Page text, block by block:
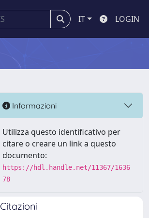
IT LOGIN
Informazioni
Utilizza questo identificativo per
citare o creare un link a questo
documento:
https://hdl.handle.net/11367/1636
78
Citazioni